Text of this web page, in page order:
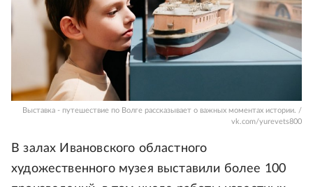
Выставка - путешествие по Волге рассказывает о важных моментах истории. /
vk.com/yurevets800
В залах Ивановского областного
художественного музея выставили более 100